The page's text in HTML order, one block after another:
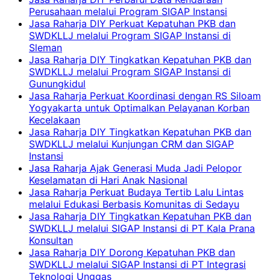
Perusahaan melalui Program SIGAP Instansi
Jasa Raharja DIY Perkuat Kepatuhan PKB dan
SWDKLLJ melalui Program SIGAP Instansi di
Sleman
Jasa Raharja DIY Tingkatkan Kepatuhan PKB dan
SWDKLLJ melalui Program SIGAP Instansi di
Gunungkidul
Jasa Raharja Perkuat Koordinasi dengan RS Siloam
Yogyakarta untuk Optimalkan Pelayanan Korban
Kecelakaan
Jasa Raharja DIY Tingkatkan Kepatuhan PKB dan
SWDKLLJ melalui Kunjungan CRM dan SIGAP
Instansi
Jasa Raharja Ajak Generasi Muda Jadi Pelopor
Keselamatan di Hari Anak Nasional
Jasa Raharja Perkuat Budaya Tertib Lalu Lintas
melalui Edukasi Berbasis Komunitas di Sedayu
Jasa Raharja DIY Tingkatkan Kepatuhan PKB dan
SWDKLLJ melalui SIGAP Instansi di PT Kala Prana
Konsultan
Jasa Raharja DIY Dorong Kepatuhan PKB dan
SWDKLLJ melalui SIGAP Instansi di PT Integrasi
Teknologi Unggas